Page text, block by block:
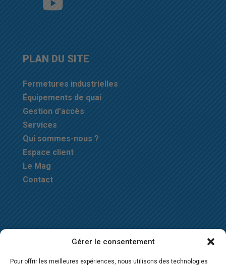
Gérer le consentement
Pour offrir les meilleures expériences, nous utilisons des technologies
PLAN DU SITE
Fermetures industrielles
Équipements de quai
Gestion d’accès
Services
Qui sommes-nous ?
Espace client
Le Mag
Contact